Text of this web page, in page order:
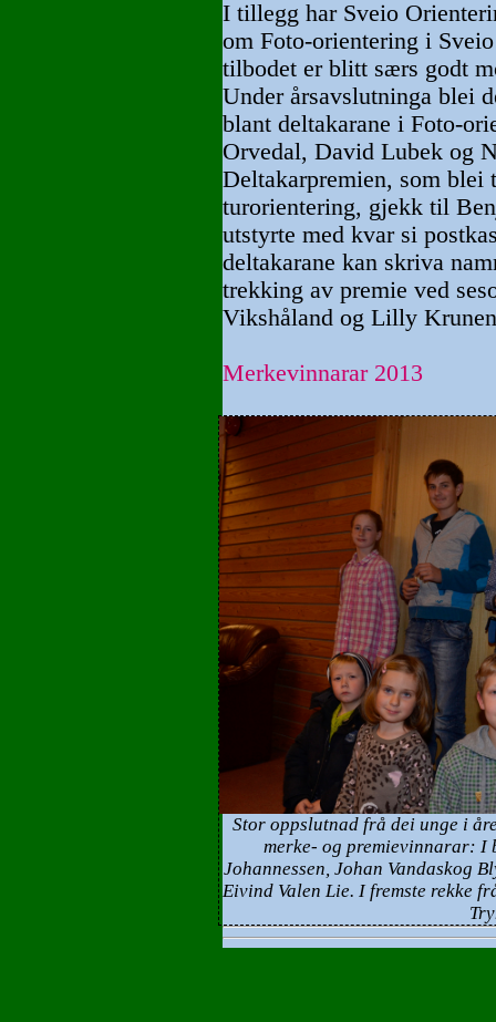
I tillegg har Sveio
om Foto-orientering i
tilbodet er blitt særs godt
Under årsavslutninga blei
blant deltakarane i Foto-
Orvedal, David Lubek og
Deltakarpremien, som blei
turorientering, gjekk til
utstyrte med kvar si
deltakarane kan skriva
trekking av premie ved
Vikshåland og Lilly
Merkevinnarar 2013
Stor oppslutnad frå dei unge i
merke- og premievinnarar: I
Johannessen, Johan Vandaskog
Eivind Valen Lie. I fremste rekke